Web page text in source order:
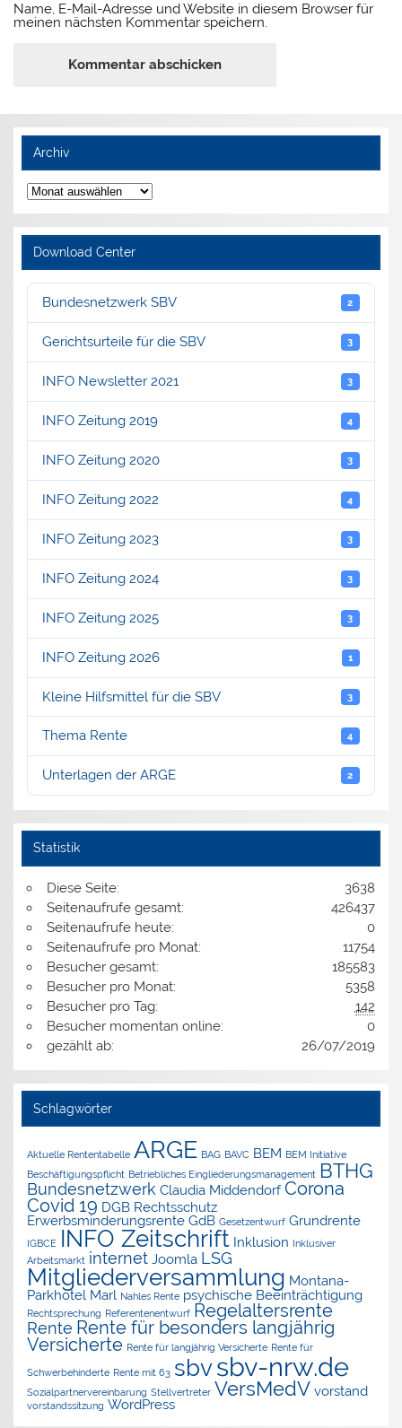
Name, E-Mail-Adresse und Website in diesem Browser für
meinen nächsten Kommentar speichern.
Archiv
Archiv
Download Center
Bundesnetzwerk SBV 2
Gerichtsurteile für die SBV 3
INFO Newsletter 2021 3
INFO Zeitung 2019 4
INFO Zeitung 2020 3
INFO Zeitung 2022 4
INFO Zeitung 2023 3
INFO Zeitung 2024 3
INFO Zeitung 2025 3
INFO Zeitung 2026 1
Kleine Hilfsmittel für die SBV 3
Thema Rente 4
Unterlagen der ARGE 2
Statistik
3638
Diese Seite:
426437
Seitenaufrufe gesamt:
0
Seitenaufrufe heute:
11754
Seitenaufrufe pro Monat:
185583
Besucher gesamt:
5358
Besucher pro Monat:
142
Besucher pro Tag:
0
Besucher momentan online:
26/07/2019
gezählt ab:
Schlagwörter
Aktuelle Rententabelle ARGE BAG BAVC BEM BEM Initiative
Beschäftigungspflicht Betriebliches Eingliederungsmanagement BTHG
Bundesnetzwerk Claudia Middendorf Corona
Covid 19 DGB Rechtsschutz
Erwerbsminderungsrente GdB Gesetzentwurf Grundrente
IGBCE INFO Zeitschrift Inklusion
Inklusiver
Arbeitsmarkt internet Joomla LSG
Mitgliederversammlung Montana-
Parkhotel Marl Nahles Rente psychische Beeinträchtigung
Rechtsprechung Referentenentwurf Regelaltersrente
Rente Rente für besonders langjährig
Versicherte Rente für langjährig Versicherte Rente für
Schwerbehinderte Rente mit 63 sbvsbv-nrw.de
Sozialpartnervereinbarung Stellvertreter VersMedV vorstand
vorstandssitzung WordPress